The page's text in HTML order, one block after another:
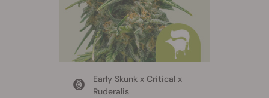
Early Skunk x Critical x
Ruderalis